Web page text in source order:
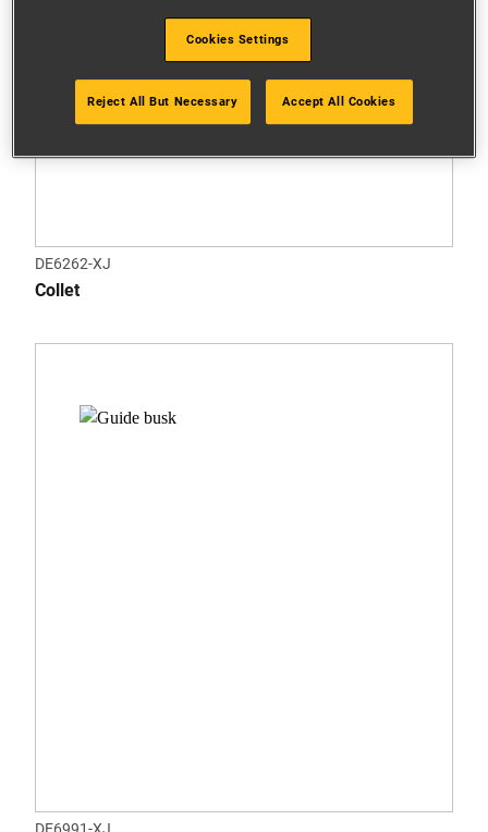
DE6262-XJ
Collet
Cookies Settings
Reject All But Necessary Accept All Cookies